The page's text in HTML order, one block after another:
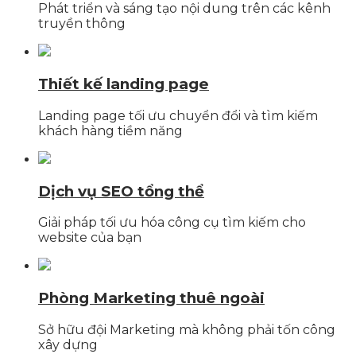
Phát triển và sáng tạo nội dung trên các kênh
truyền thông
Thiết kế landing page
Landing page tối ưu chuyển đổi và tìm kiếm
khách hàng tiềm năng
Dịch vụ SEO tổng thể
Giải pháp tối ưu hóa công cụ tìm kiếm cho
website của bạn
Phòng Marketing thuê ngoài
Sở hữu đội Marketing mà không phải tốn công
xây dựng